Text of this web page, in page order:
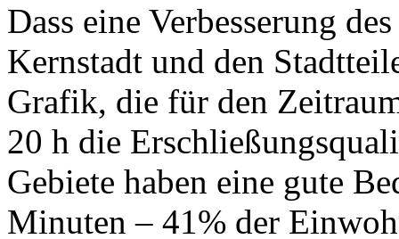
Dass eine Verbesserung
Kernstadt und den
Grafik, die für den
20 h die
Gebiete haben eine gute
Minuten – 41% der